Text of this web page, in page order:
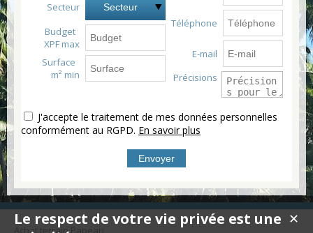
Secteur Secteur
Budget
XPF max
Surface
m² min
Téléphone
E-mail
Précisions
J'accepte le traitement de mes données personnelles
conformément au RGPD. En savoir plus
Achat terrain Papeari
✕
Le respect de votre vie privée est une